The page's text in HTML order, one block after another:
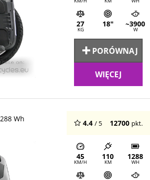
27
KG
18" ~3900
W
PORÓWNAJ
WIĘCEJ
Wh 4.4 / 5 12700 pkt.
45
KM/H
110
KM
1288
WH